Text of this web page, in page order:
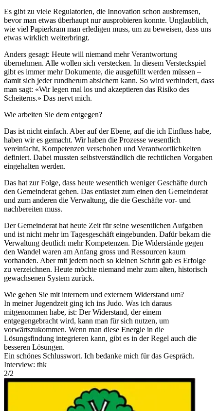
Es gibt zu viele Regulatorien, die Innovation schon ausbremsen,
bevor man etwas überhaupt nur ausprobieren konnte. Unglaublich,
wie viel Papierkram man erledigen muss, um zu beweisen, dass uns
etwas wirklich weiterbringt.
Anders gesagt: Heute will niemand mehr Verantwortung
übernehmen. Alle wollen sich verstecken. In diesem Versteckspiel
gibt es immer mehr Dokumente, die ausgefüllt werden müssen –
damit sich jeder rundherum absichern kann. So wird verhindert, dass
man sagt: «Wir legen mal los und akzeptieren das Risiko des
Scheiterns.» Das nervt mich.
Wie arbeiten Sie dem entgegen?
Das ist nicht einfach. Aber auf der Ebene, auf die ich Einfluss habe,
haben wir es gemacht. Wir haben die Prozesse wesentlich
vereinfacht, Kompetenzen verschoben und Verantwortlichkeiten
definiert. Dabei mussten selbstverständlich die rechtlichen Vorgaben
eingehalten werden.
Das hat zur Folge, dass heute wesentlich weniger Geschäfte durch
den Gemeinderat gehen. Das entlastet zum einen den Gemeinderat
und zum anderen die Verwaltung, die die Geschäfte vor- und
nachbereiten muss.
Der Gemeinderat hat heute Zeit für seine wesentlichen Aufgaben
und ist nicht mehr im Tagesgeschäft eingebunden. Dafür bekam die
Verwaltung deutlich mehr Kompetenzen. Die Widerstände gegen
den Wandel waren am Anfang gross und Ressourcen kaum
vorhanden. Aber mit jedem noch so kleinen Schritt gab es Erfolge
zu verzeichnen. Heute möchte niemand mehr zum alten, historisch
gewachsenen System zurück.
Wie gehen Sie mit internem und externem Widerstand um?
In meiner Jugendzeit ging ich ins Judo. Was ich daraus
mitgenommen habe, ist: Der Widerstand, der einem
entgegengebracht wird, kann man für sich nutzen, um
vorwärtszukommen. Wenn man diese Energie in die
Lösungsfindung integrieren kann, gibt es in der Regel auch die
besseren Lösungen.
Ein schönes Schlusswort. Ich bedanke mich für das Gespräch.
Interview: thk
2/2